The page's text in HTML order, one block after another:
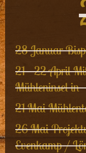
28 Januar
21 - 22 April
Mühleninsel
21 Mai
26 Mai
Evenkamp /